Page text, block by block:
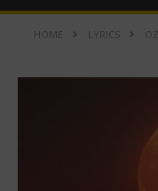
HOME LYRICS